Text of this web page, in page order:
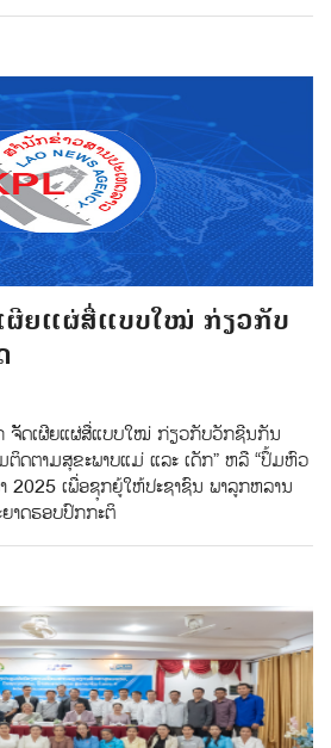
ຜີຍແຜ່ສື່ແບບໃໝ່ ກ່ຽວກັບ
ຈັັດເຜີຍແຜ່ສື່ແບບໃໝ່ ກ່ຽວກັບວັກຊີນກັນ
ຕິດຕາມສຸຂະພາບແມ່ ແລະ ເດັກ” ຫລື “ປຶ້ມຫົວ
2025 ເພື່ອຊຸກຍູ້ໃຫ້ປະຊາຊົນ ພາລູກຫລານ
າດຮອບປົກກະຕິ